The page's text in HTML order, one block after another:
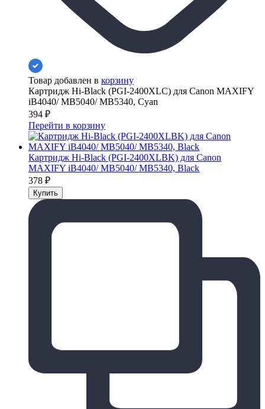
Товар добавлен в корзину
Картридж Hi-Black (PGI-2400XLC) для Canon MAXIFY
iB4040/ МВ5040/ МВ5340, Cyan
394 ₽
Перейти в корзину
Картридж Hi-Black (PGI-2400XLBK) для Canon
MAXIFY iB4040/ МВ5040/ МВ5340, Black
378 ₽